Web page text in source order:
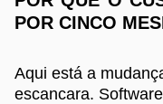
POR CINCO
Aqui está a
escancara.